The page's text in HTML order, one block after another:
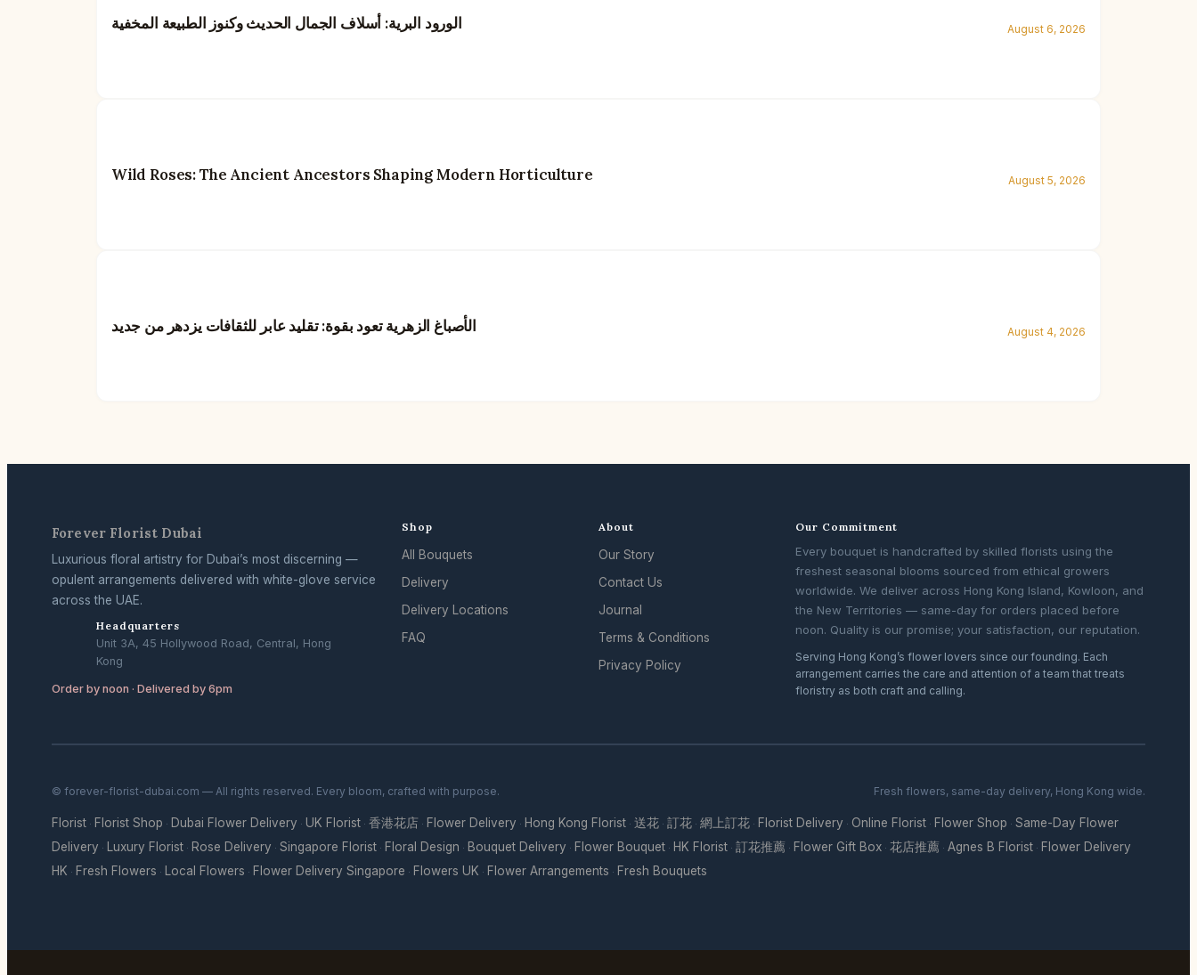
الورود البرية: أسلاف الجمال الحديث وكنوز الطبيعة المخفية August 6, 2026
Wild Roses: The Ancient Ancestors Shaping Modern Horticulture August 5, 2026
الأصباغ الزهرية تعود بقوة: تقليد عابر للثقافات يزدهر من جديد August 4, 2026
Forever Florist Dubai
Luxurious floral artistry for Dubai’s most discerning —
opulent arrangements delivered with white-glove service
across the UAE.
Headquarters
Unit 3A, 45 Hollywood Road, Central, Hong
Kong
Order by noon · Delivered by 6pm
Shop
All Bouquets
Delivery
Delivery Locations
FAQ
About
Our Story
Contact Us
Journal
Terms & Conditions
Privacy Policy
Our Commitment
Every bouquet is handcrafted by skilled florists using the
freshest seasonal blooms sourced from ethical growers
worldwide. We deliver across Hong Kong Island, Kowloon, and
the New Territories — same-day for orders placed before
noon. Quality is our promise; your satisfaction, our reputation.
Serving Hong Kong’s flower lovers since our founding. Each
arrangement carries the care and attention of a team that treats
floristry as both craft and calling.
© forever-florist-dubai.com — All rights reserved. Every bloom, crafted with purpose. Fresh flowers, same-day delivery, Hong Kong wide.
Florist · Florist Shop · Dubai Flower Delivery · UK Florist · 香港花店 · Flower Delivery · Hong Kong Florist · 送花 · 訂花 · 網上訂花 · Florist Delivery · Online Florist · Flower Shop · Same-Day Flower
Delivery · Luxury Florist · Rose Delivery · Singapore Florist · Floral Design · Bouquet Delivery · Flower Bouquet · HK Florist · 訂花推薦 · Flower Gift Box · 花店推薦 · Agnes B Florist · Flower Delivery
HK · Fresh Flowers · Local Flowers · Flower Delivery Singapore · Flowers UK · Flower Arrangements · Fresh Bouquets